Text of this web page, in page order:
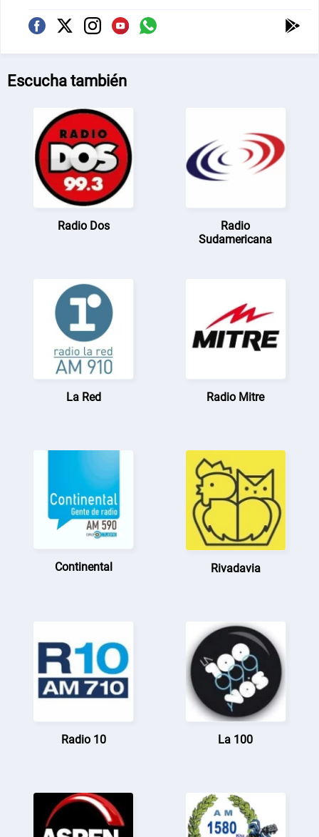
Escucha también
Radio Dos
Radio
Sudamericana
La Red Radio Mitre
Continental Rivadavia
Radio 10 La 100